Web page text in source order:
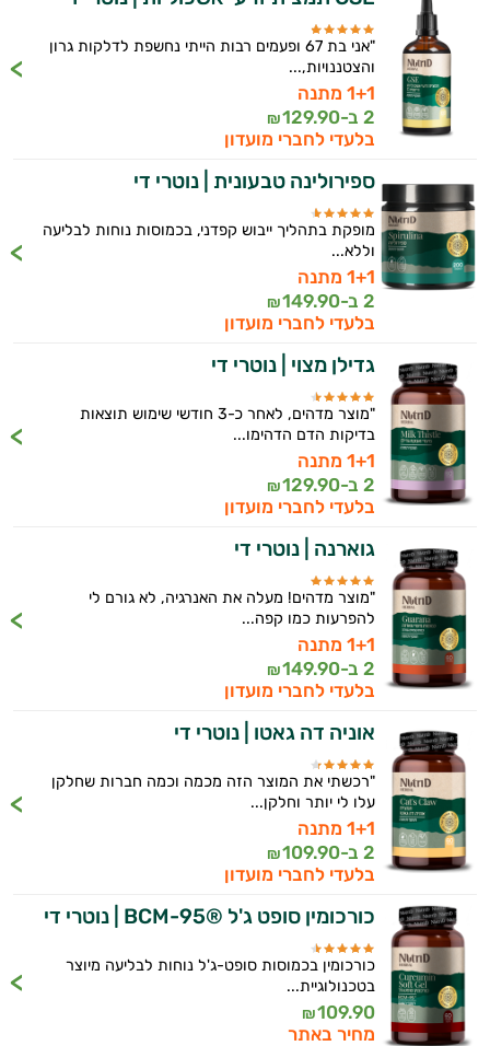
"אני בת 67 ופעמים רבות הייתי נחשפת לדלקות גרון
והצטננויות,...
1+1 מתנה
2 ב-
129.90
₪
בלעדי לחברי מועדון
ספירולינה טבעונית | נוטרי די
מופקת בתהליך ייבוש קפדני, בכמוסות נוחות לבליעה
וללא...
1+1 מתנה
2 ב-
149.90
₪
בלעדי לחברי מועדון
גדילן מצוי | נוטרי די
"מוצר מדהים, לאחר כ-3 חודשי שימוש תוצאות
בדיקות הדם הדהימו...
1+1 מתנה
2 ב-
129.90
₪
בלעדי לחברי מועדון
גוארנה | נוטרי די
"מוצר מדהים! מעלה את האנרגיה, לא גורם לי
להפרעות כמו קפה...
1+1 מתנה
2 ב-
149.90
₪
בלעדי לחברי מועדון
אוניה דה גאטו | נוטרי די
"רכשתי את המוצר הזה מכמה וכמה חברות שחלקן
עלו לי יותר וחלקן...
1+1 מתנה
2 ב-
109.90
₪
בלעדי לחברי מועדון
כורכומין סופט ג'ל ®BCM-95 | נוטרי די
כורכומין בכמוסות סופט-ג'ל נוחות לבליעה מיוצר
בטכנולוגיית...
109.90
₪
מחיר באתר